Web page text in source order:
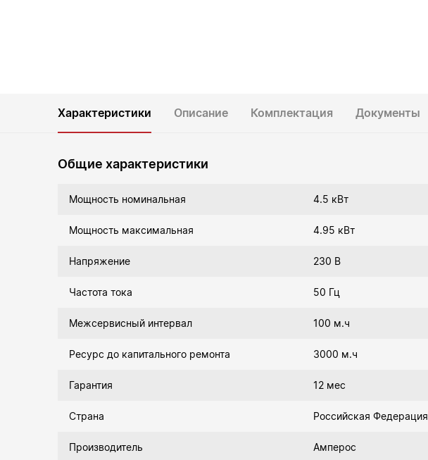
Характеристики Описание Комплектация Документы
Общие характеристики
Мощность номинальная 4.5 кВт
Мощность максимальная 4.95 кВт
Напряжение 230 В
Частота тока 50 Гц
Межсервисный интервал 100 м.ч
Ресурс до капитального ремонта 3000 м.ч
Гарантия 12 мес
Страна Российская Федерация
Производитель Амперос